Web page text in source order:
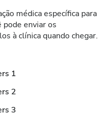
médica específica para
enviar os
à clínica quando chegar.
1
2
3